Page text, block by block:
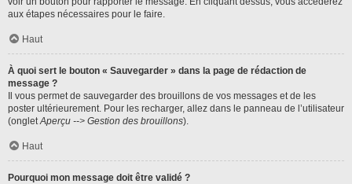
aux étapes nécessaires pour le faire.
Haut
À quoi sert le bouton « Sauvegarder » dans la page de rédaction de
message ?
Il vous permet de sauvegarder des brouillons de vos messages et de les
poster ultérieurement. Pour les recharger, allez dans le panneau de l’utilisateur
(ongletAperçu --> Gestion des brouillons).
Haut
Pourquoi mon message doit être validé ?